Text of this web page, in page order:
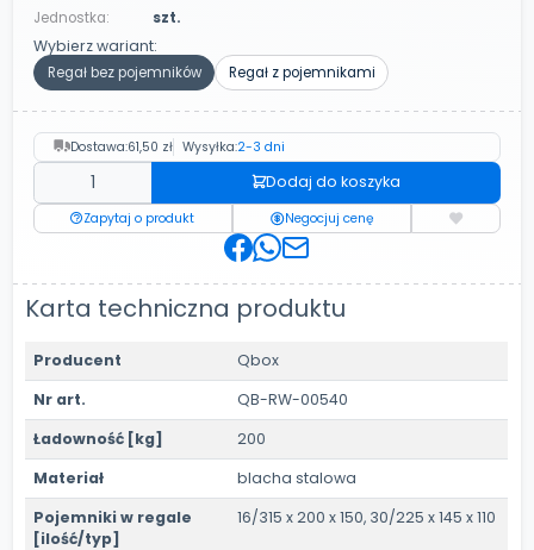
Jednostka: szt.
Wybierz wariant:
Regał bez pojemników Regał z pojemnikami
Dostawa:61,50 zł Wysyłka:2-3 dni
Dodaj do koszyka
Zapytaj o produkt Negocjuj cenę
Karta techniczna produktu
Producent
Qbox
Nr art.
QB-RW-00540
Ładowność [kg]
200
Materiał
blacha stalowa
Pojemniki w regale
[ilość/typ]
16/315 x 200 x 150, 30/225 x 145 x 110